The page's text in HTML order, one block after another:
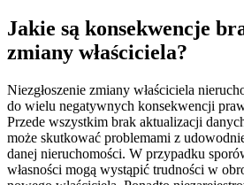
Jakie są konsekwencje
zmiany właściciela?
Niezgłoszenie zmiany właściciela
do wielu negatywnych konsekwencji
Przede wszystkim brak aktualizacji
może skutkować problemami z
danej nieruchomości. W przypadku
własności mogą wystąpić trudności w